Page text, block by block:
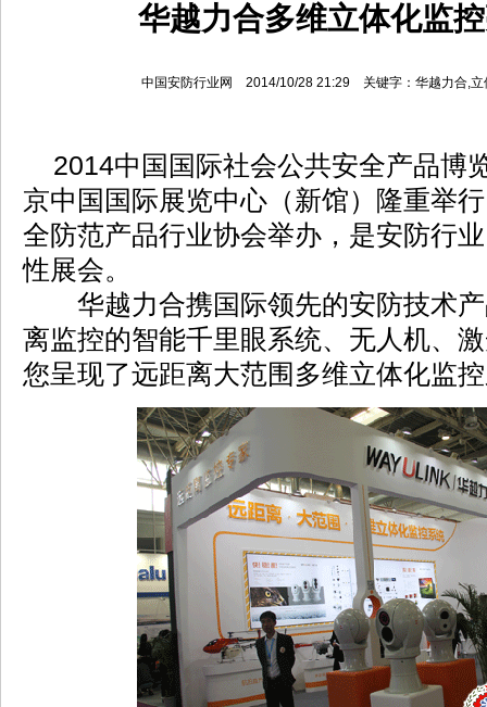
华越力合多维立体化监
中国安防行业网 2014/10/28 21:29 关键字：华越力合,
2014中国国际社会公共安全产品博
京中国国际展览中心（新馆）隆重举
全防范产品行业协会举办，是安防行
性展会。
华越力合携国际领先的安防技术产
离监控的智能千里眼系统、无人机、
您呈现了远距离大范围多维立体化监